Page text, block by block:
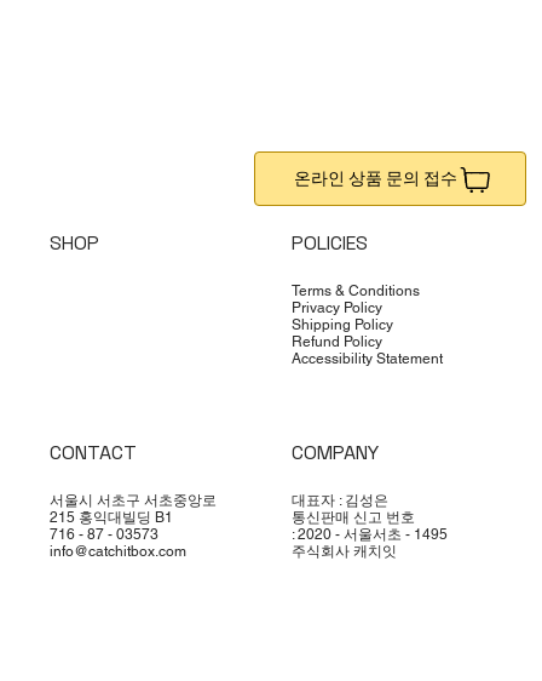
온라인 상품 문의 접수
SHOP POLICIES
Terms & Conditions
Privacy Policy
Shipping Policy
Refund Policy
Accessibility Statement
CONTACT
서울시 서초구 서초중앙로
215 홍익대빌딩 B1
716 - 87 - 03573
info@catchitbox.com
COMPANY
대표자 : 김성은
통신판매 신고 번호
: 2020 - 서울서초 - 1495
주식회사 캐치잇